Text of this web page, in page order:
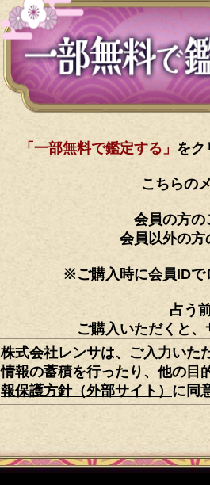
「一部無料で鑑定する」 をク
こちらの
会員の方の
会員以外の方
※ご購入時に会員IDで
占う
ご購入いただくと
株式会社レンサは、ご入力いた
情報の蓄積を行ったり、他の目
報保護方針（外部サイト） に同